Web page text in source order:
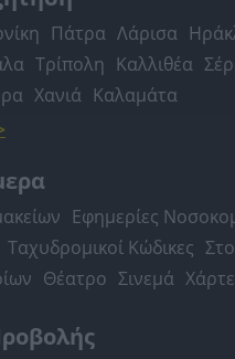
Πάτρα Λάρισα
Τρίπολη Καλλιθέα
Χανιά Καλαμάτα
Εφημερίες
Ταχυδρομικοί Κώδικες
Θέατρο Σινεμά